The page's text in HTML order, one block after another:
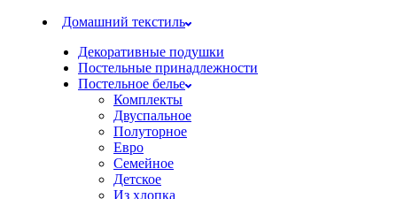
Домашний текстиль
Декоративные подушки
Постельные принадлежности
Постельное белье
Комплекты
Двуспальное
Полуторное
Евро
Семейное
Детское
Из хлопка